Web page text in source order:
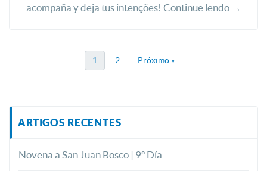
acompaña y deja tus intenções! Continue lendo →
1 2 Próximo »
ARTIGOS RECENTES
Novena a San Juan Bosco | 9º Día